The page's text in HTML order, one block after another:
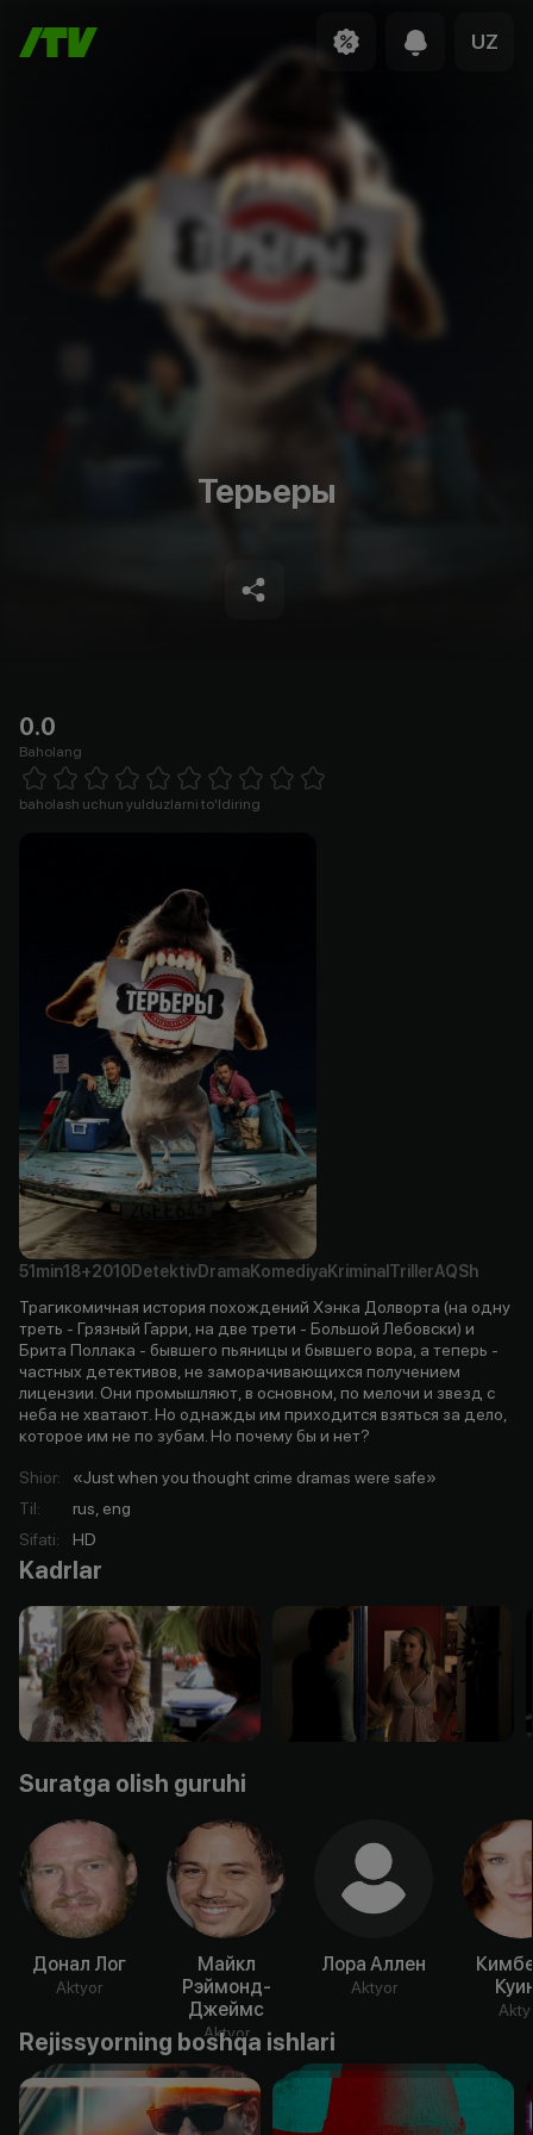
UZ
Терьеры
0.0
Baholang
1 Star 2 Stars 3 Stars 4 Stars5 Stars 6 Stars7 Stars8 Stars
baholash uchun yulduzlarni to'ldiring
51min18+2010DetektivDramaKomediyaKriminal TrillerAQSh
Трагикомичная история похождений Хэнка Долворта (на одну
треть - Грязный Гарри, на две трети - Большой Лебовски) и
Брита Поллака - бывшего пьяницы и бывшего вора, а теперь -
частных детективов, не заморачивающихся получением
лицензии. Они промышляют, в основном, по мелочи и звезд с
неба не хватают. Но однажды им приходится взяться за дело,
которое им не по зубам. Но почему бы и нет?
Shior:
«Just when you thought crime dramas were safe»
Til:
rus, eng
Sifati: HD
Kadrlar
Suratga olish guruhi
Донал Лог
Aktyor
Майкл
Рэймонд-
Джеймс
Aktyor
Лора Аллен
Aktyor
Rejissyorning boshqa ishlari